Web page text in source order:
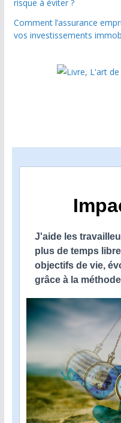
risque à éviter ?
Comment l’assurance
vos investissements
J'aide les
plus de temps
objectifs de vie,
grâce à la